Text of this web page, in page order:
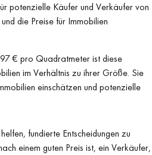
potenzielle Käufer und Verkäufer von
die Preise für Immobilien
€ pro Quadratmeter ist diese
im Verhältnis zu ihrer Größe. Sie
einschätzen und potenzielle
fundierte Entscheidungen zu
einem guten Preis ist, ein Verkäufer,